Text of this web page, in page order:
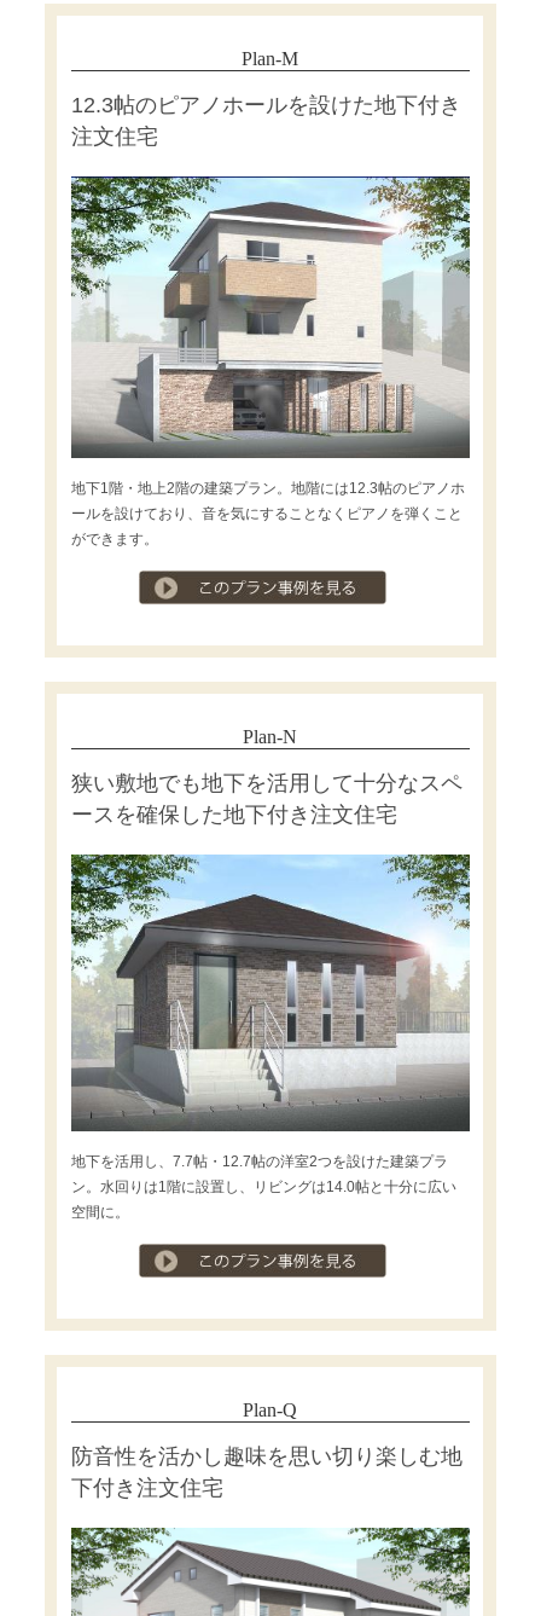
Plan-M
12.3帖のピアノホールを設けた地下付き
注文住宅
地下1階・地上2階の建築プラン。地階には12.3帖のピアノホ
ールを設けており、音を気にすることなくピアノを弾くこと
ができます。
Plan-N
狭い敷地でも地下を活用して十分なスペ
ースを確保した地下付き注文住宅
地下を活用し、7.7帖・12.7帖の洋室2つを設けた建築プラ
ン。水回りは1階に設置し、リビングは14.0帖と十分に広い
空間に。
Plan-Q
防音性を活かし趣味を思い切り楽しむ地
下付き注文住宅